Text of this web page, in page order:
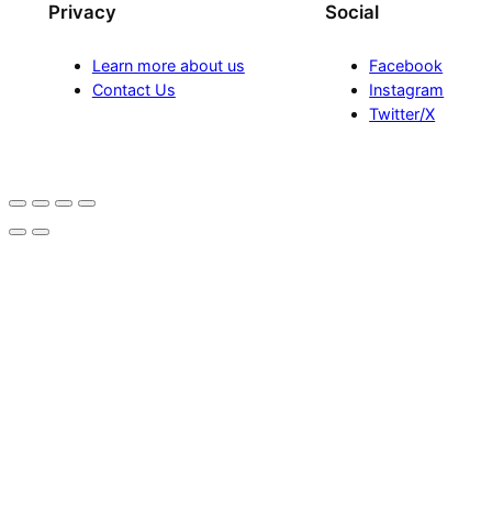
Privacy
Learn more about us
Contact Us
Social
Facebook
Instagram
Twitter/X